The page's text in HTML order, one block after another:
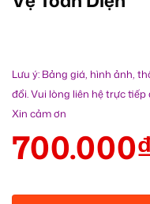
Lưu ý: Bảng giá, hình ảnh,
đổi. Vui lòng liên hệ trực
Xin cảm ơn
700.000